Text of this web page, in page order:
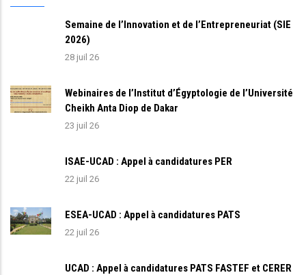
Semaine de l’Innovation et de l’Entrepreneuriat (SIE
2026)
28 juil 26
Webinaires de l’Institut d’Égyptologie de l’Université
Cheikh Anta Diop de Dakar
23 juil 26
ISAE-UCAD : Appel à candidatures PER
22 juil 26
ESEA-UCAD : Appel à candidatures PATS
22 juil 26
UCAD : Appel à candidatures PATS FASTEF et CERER